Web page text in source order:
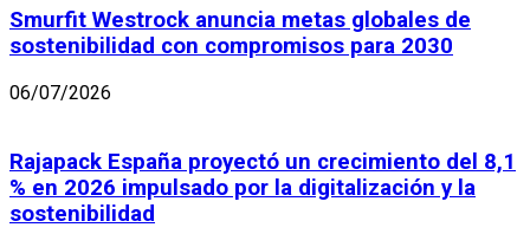
Smurfit Westrock anuncia metas globales de
sostenibilidad con compromisos para 2030
06/07/2026
Rajapack España proyectó un crecimiento del 8,1
% en 2026 impulsado por la digitalización y la
sostenibilidad